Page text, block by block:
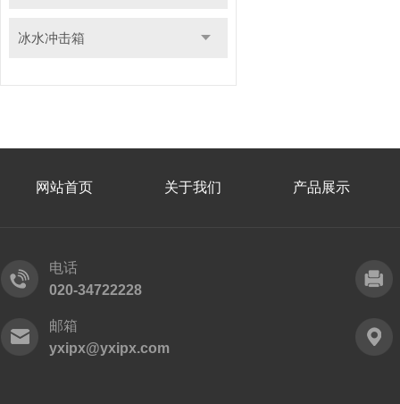
冰水冲击箱
网站首页 关于我们 产品展示
电话
020-34722228
邮箱
yxipx@yxipx.com